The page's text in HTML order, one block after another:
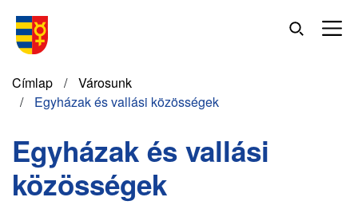
tartalomra
Morzsa
Címlap
Városunk
Egyházak és vallási közösségek
Egyházak és vallási
közösségek